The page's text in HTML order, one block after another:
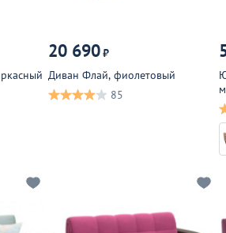
20 690₽
Диван Флай, фиолетовый
85